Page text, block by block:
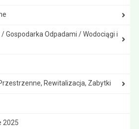
Gospodarka Odpadami / Wodociągi i
Rewitalizacja, Zabytki
2025